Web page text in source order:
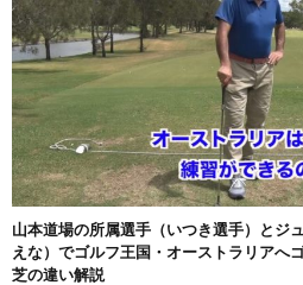
山本道場の所属選手（いつき選手）とジ
えな）でゴルフ王国・オーストラリアへ
芝の違い解説